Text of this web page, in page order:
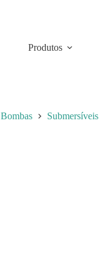
Produtos
Bombas Submersíveis